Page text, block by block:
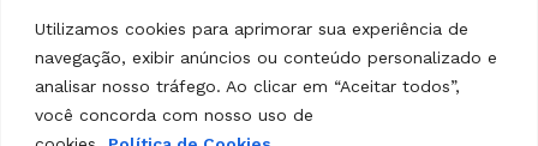
Utilizamos cookies para aprimorar sua experiência de
navegação, exibir anúncios ou conteúdo personalizado e
analisar nosso tráfego. Ao clicar em “Aceitar todos”,
você concorda com nosso uso de
PÚBLICOS QUE COMPLEMENTEM A ASSISTÊNCIA À
POPULAÇÃO DA REGIÃO EM QUE ATUA, SENDO
PARCEIRO DOS MUNICÍPIOS CONSORCIADOS NA
SOLUÇÃO DE DIFICULDADES ENFRENTADAS POR
GESTORES MUNICIPAIS, É O COMPROMISSO DO
ICISMEP.